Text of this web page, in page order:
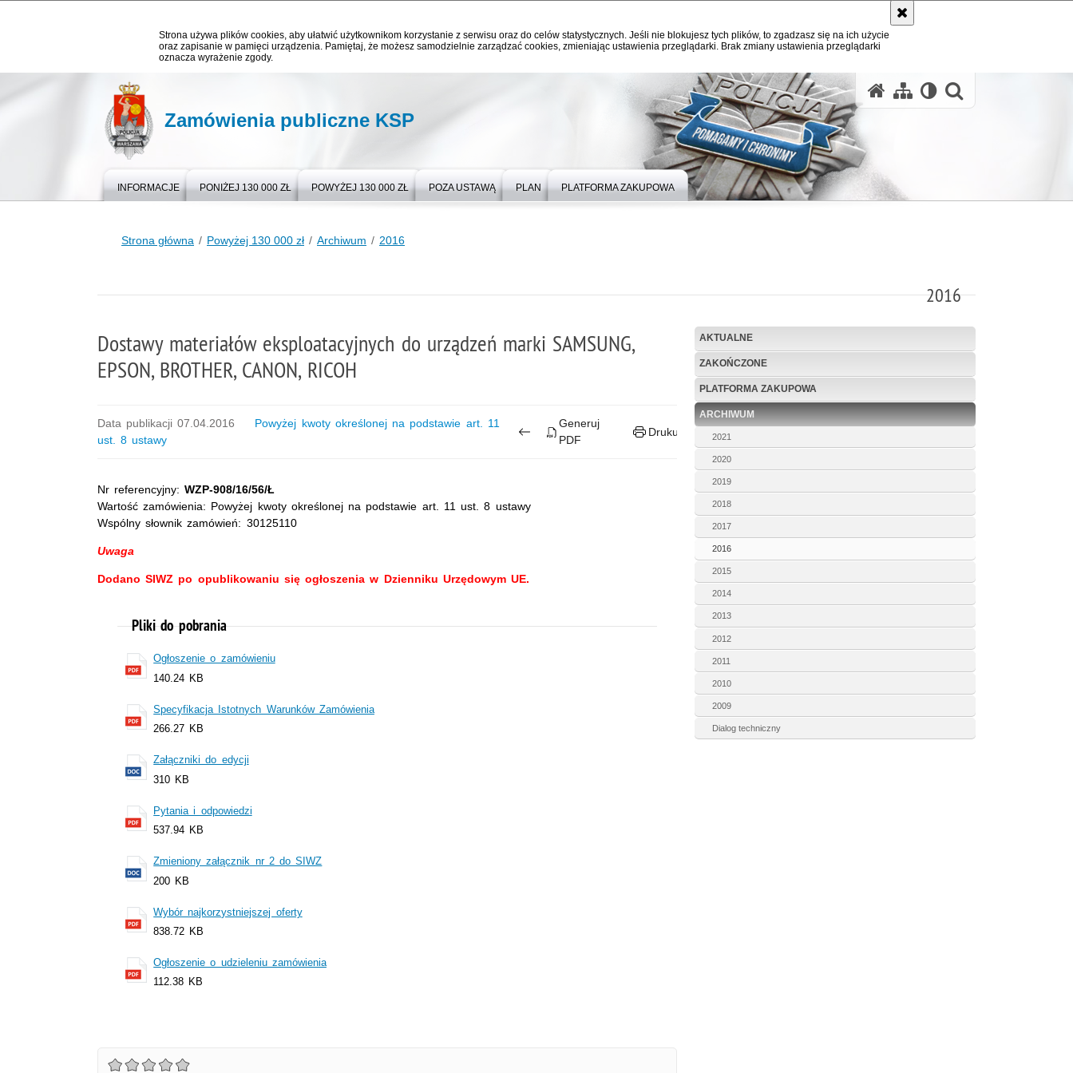
Strona używa plików cookies, aby ułatwić użytkownikom korzystanie z serwisu oraz do celów statystycznych. Jeśli nie blokujesz tych plików, to zgadzasz się na ich użycie
oraz zapisanie w pamięci urządzenia. Pamiętaj, że możesz samodzielnie zarządzać cookies, zmieniając ustawienia przeglądarki. Brak zmiany ustawienia przeglądarki
oznacza wyrażenie zgody.
Zamówienia publiczne KSP
INFORMACJE PONIŻEJ 130 000 ZŁ POWYŻEJ 130 000 ZŁ POZA USTAWĄ PLAN PLATFORMA ZAKUPOWA
Strona główna Powyżej 130 000 zł Archiwum 2016
2016
Dostawy materiałów eksploatacyjnych do urządzeń marki SAMSUNG,
EPSON, BROTHER, CANON, RICOH
Data publikacji 07.04.2016 Powyżej kwoty określonej na podstawie art. 11
ust. 8 ustawy
Generuj
PDF
Drukuj
Nr referencyjny:WZP-908/16/56/Ł
Wartość zamówienia: Powyżej kwoty określonej na podstawie art. 11 ust. 8 ustawy
Wspólny słownik zamówień: 30125110
Uwaga
Dodano SIWZ po opublikowaniu się ogłoszenia w Dzienniku Urzędowym UE.
Pliki do pobrania
Ogłoszenie o zamówieniu
140.24 KB
Specyfikacja Istotnych Warunków Zamówienia
266.27 KB
Załączniki do edycji
310 KB
Pytania i odpowiedzi
537.94 KB
Zmieniony załącznik nr 2 do SIWZ
200 KB
Wybór najkorzystniejszej oferty
838.72 KB
Ogłoszenie o udzieleniu zamówienia
112.38 KB
AKTUALNE
ZAKOŃCZONE
PLATFORMA ZAKUPOWA
ARCHIWUM
2021
2020
2019
2018
2017
2016
2015
2014
2013
2012
2011
2010
2009
Dialog techniczny